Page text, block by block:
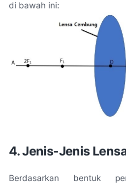
di bawah ini:
4. Jenis-Jenis
Berdasarkan bentuk